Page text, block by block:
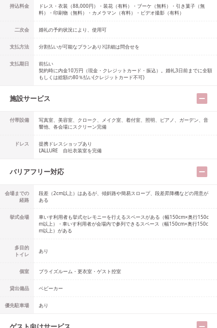
持込料金
ドレス・衣装（88,000円）・装花（有料）・ブーケ（無料）・引き菓子（無
料）・印刷物（無料）・カメラマン（有料）・ビデオ撮影（有料）
二次会 婚礼の予約状況により、使用可
支払方法 分割払いが可能なプランあり※詳細は問合せを
支払期日
前払い
契約時に内金10万円（現金・クレジットカード・振込）。婚礼3日前までに全額
もしくは総額の80％払い(クレジットカード不可)
施設サービス
付帯設備
写真室、美容室、クローク、メイク室、着付室、照明、ピアノ、ガーデン、音
響他、各会場にスクリーン完備
ドレス 提携ドレスショップあり
L’ALLURE 自社衣装室を完備
バリアフリー対応
会場までの
経路
段差（2cm以上）はあるが、傾斜路や簡易スロープ、段差昇降機などの用意が
ある
挙式会場
車いす利用者も挙式セレモニーを行えるスペースがある（幅150cm×奥行150c
m以上）・車いす利用者が会場内で参列できるスペース（幅150cm×奥行150c
m以上）がある
多目的
トイレ
あり
個室 ブライズルーム・更衣室・ゲスト控室
貸出備品 ベビーカー
優先駐車場 あり